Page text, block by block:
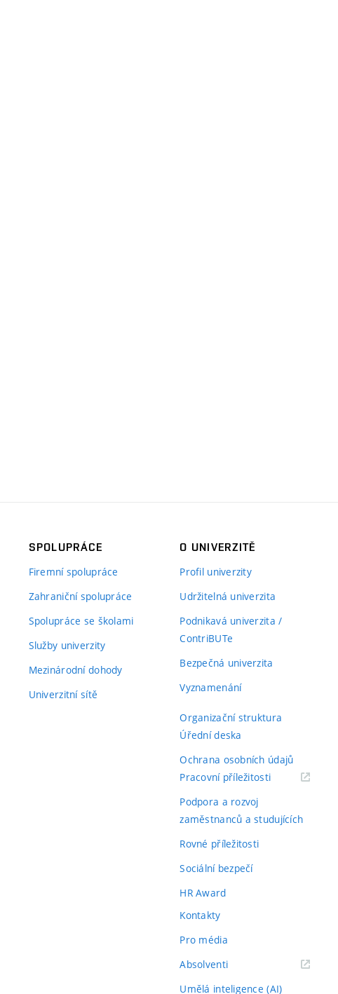
SPOLUPRÁCE
Firemní spolupráce
Zahraniční spolupráce
Spolupráce se školami
Služby univerzity
Mezinárodní dohody
Univerzitní sítě
O UNIVERZITĚ
Profil univerzity
Udržitelná univerzita
Podnikavá univerzita /
ContriBUTe
Bezpečná univerzita
Vyznamenání
Organizační struktura
Úřední deska
Ochrana osobních údajů
Pracovní příležitosti(externí
Podpora a rozvoj
zaměstnanců a studujících
Rovné příležitosti
Sociální bezpečí
HR Award
Kontakty
Pro média
Absolventi(externí
Umělá inteligence (AI)